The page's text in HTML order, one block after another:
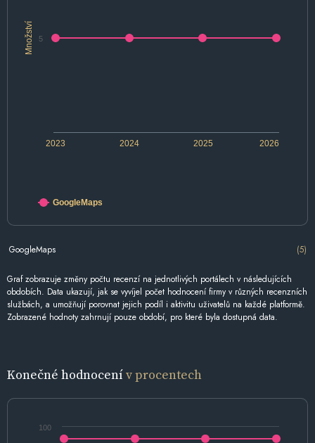
Množství
2024 2026
2023 2025
5
GoogleMaps
GoogleMaps (5)
Graf zobrazuje změny počtu recenzí na jednotlivých portálech v následujících
obdobích. Data ukazují, jak se vyvíjel počet hodnocení firmy v různých recenzních
službách, a umožňují porovnat jejich podíl i aktivitu uživatelů na každé platformě.
Zobrazené hodnoty zahrnují pouze období, pro které byla dostupná data.
Konečné hodnocenív procentech
100